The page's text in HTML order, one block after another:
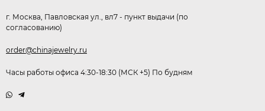
г. Москва, Павловская ул., вл7 - пункт выдачи (по
согласованию)
order@chinajewelry.ru
Часы работы офиса 4:30-18:30 (МСК +5) По будням